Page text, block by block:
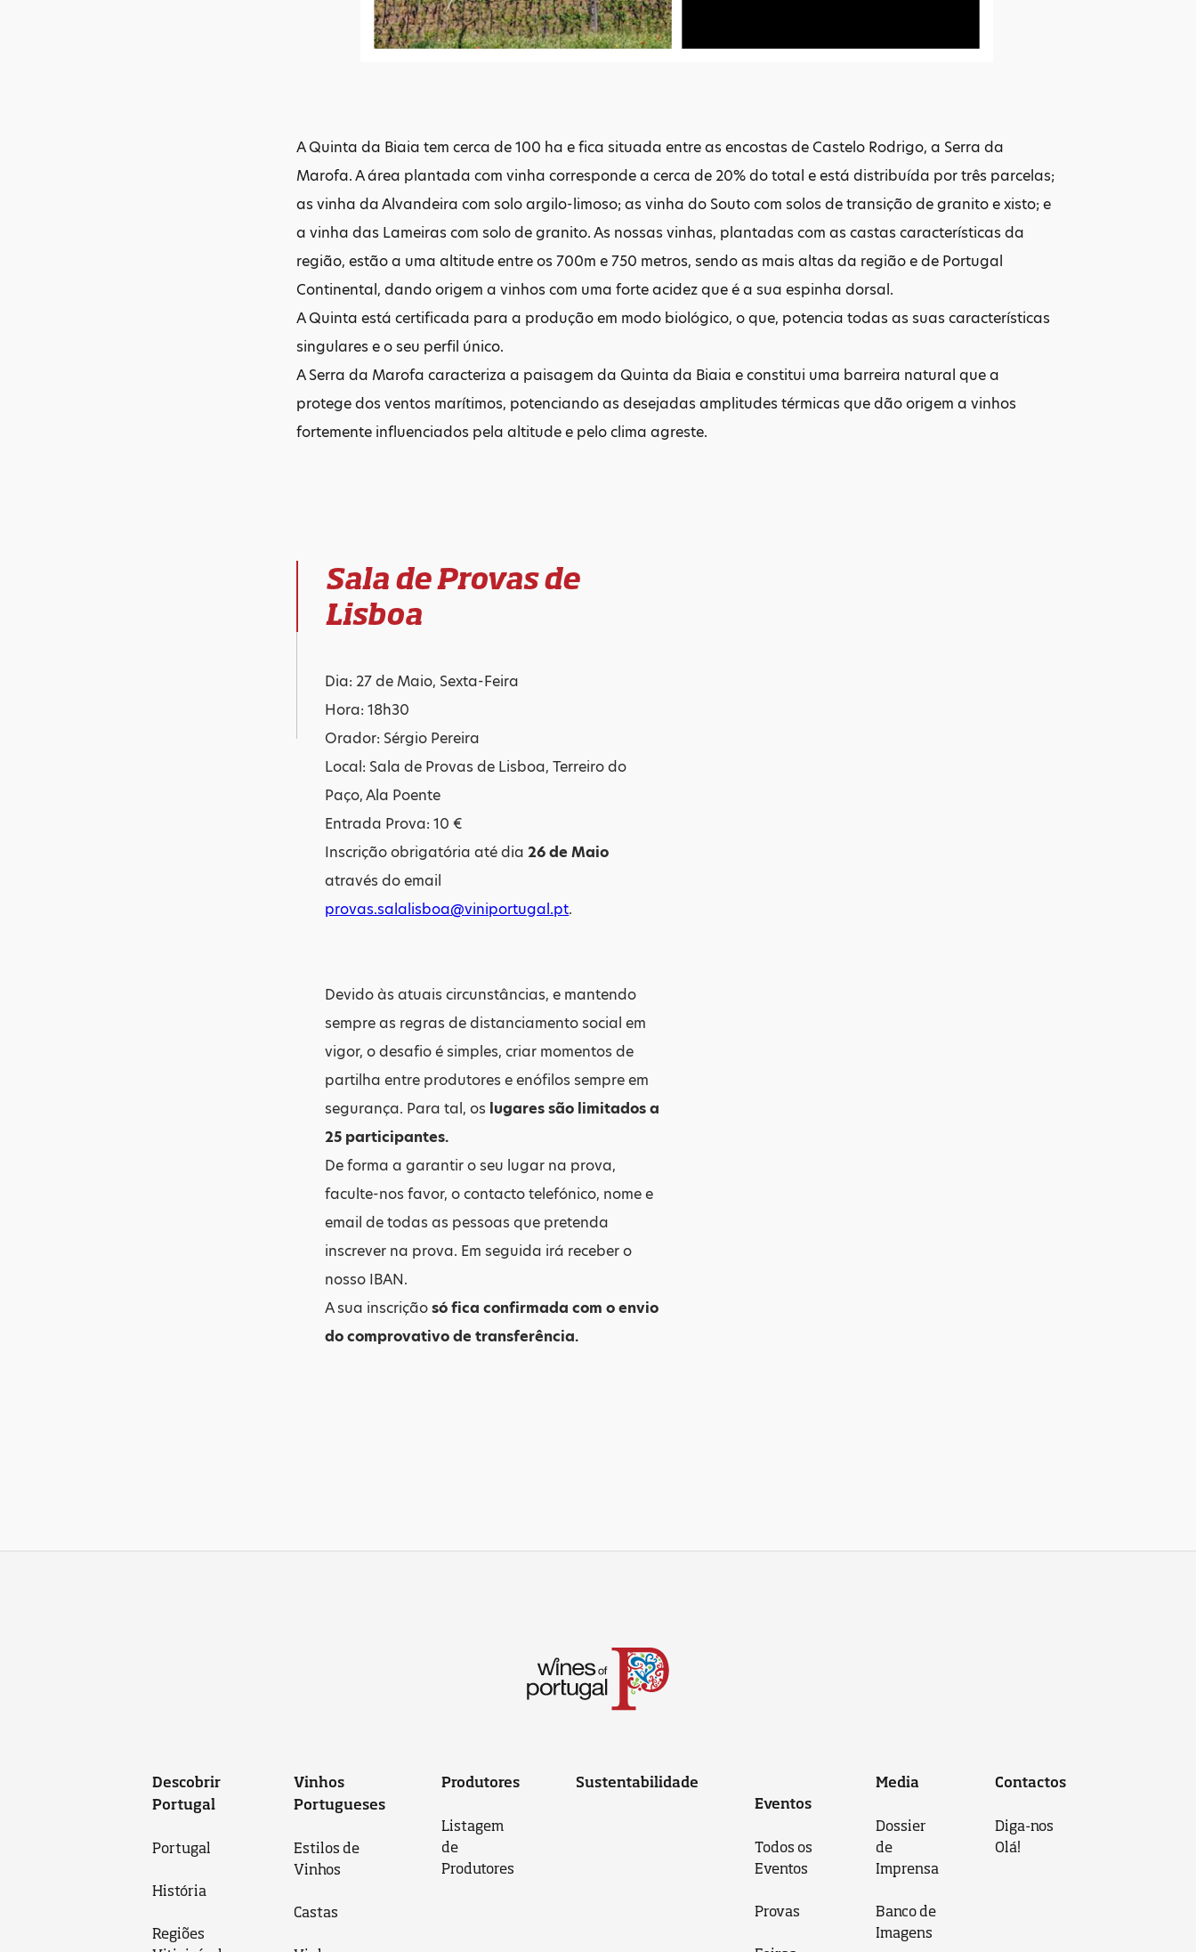
A Quinta da Biaia tem cerca de 100 ha e fica situada entre as encostas de Castelo Rodrigo, a Serra da
Marofa. A área plantada com vinha corresponde a cerca de 20% do total e está distribuída por três parcelas;
as vinha da Alvandeira com solo argilo-limoso; as vinha do Souto com solos de transição de granito e xisto; e
a vinha das Lameiras com solo de granito. As nossas vinhas, plantadas com as castas características da
região, estão a uma altitude entre os 700m e 750 metros, sendo as mais altas da região e de Portugal
Continental, dando origem a vinhos com uma forte acidez que é a sua espinha dorsal.
A Quinta está certificada para a produção em modo biológico, o que, potencia todas as suas características
singulares e o seu perfil único.
A Serra da Marofa caracteriza a paisagem da Quinta da Biaia e constitui uma barreira natural que a
protege dos ventos marítimos, potenciando as desejadas amplitudes térmicas que dão origem a vinhos
fortemente influenciados pela altitude e pelo clima agreste.
Sala de Provas de
Lisboa
Dia: 27 de Maio, Sexta-Feira
Hora: 18h30
Orador: Sérgio Pereira
Local: Sala de Provas de Lisboa, Terreiro do
Paço, Ala Poente
Entrada Prova: 10 €
Inscrição obrigatória até dia26 de Maio
através do email
provas.salalisboa@viniportugal.pt.
Devido às atuais circunstâncias, e mantendo
sempre as regras de distanciamento social em
vigor, o desafio é simples, criar momentos de
partilha entre produtores e enófilos sempre em
segurança. Para tal, os lugares são limitados a
25 participantes.
De forma a garantir o seu lugar na prova,
faculte-nos favor, o contacto telefónico, nome e
email de todas as pessoas que pretenda
inscrever na prova. Em seguida irá receber o
nosso IBAN.
A sua inscriçãosó fica confirmada com o envio
do comprovativo de transferência.
Descobrir
Portugal
Portugal
História
Regiões
Vinhos
Portugueses
Estilos de
Vinhos
Castas
Produtores
Listagem
de
Produtores
Sustentabilidade
Eventos
Todos os
Eventos
Provas
Media
Dossier
de
Imprensa
Banco de
Imagens
Contactos
Diga-nos
Olá!